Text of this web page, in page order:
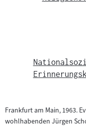
Frankfurt am Main, 1963.
wohlhabenden Jürgen